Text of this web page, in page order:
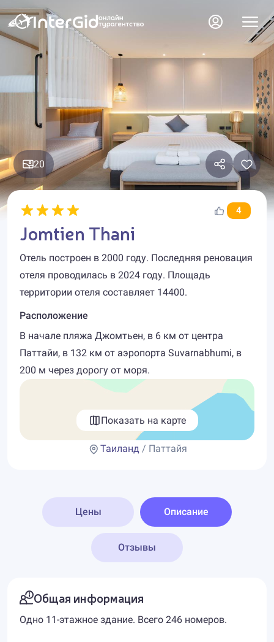
20
4
Jomtien Thani
Отель построен в 2000 году. Последняя реновация
отеля проводилась в 2024 году. Площадь
территории отеля составляет 14400.
Расположение
В начале пляжа Джомтьен, в 6 км от центра
Паттайи, в 132 км от аэропорта Suvarnabhumi, в
200 м через дорогу от моря.
Показать на карте
Таиланд/ Паттайя
Цены Описание
Отзывы
Общая информация
Одно 11-этажное здание. Всего 246 номеров.